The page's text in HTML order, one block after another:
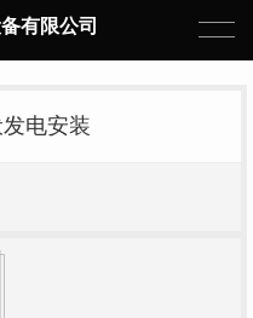
有限公司
电安装